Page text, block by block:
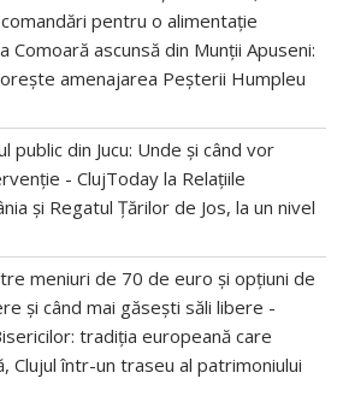
pentru o alimentație
Comoară ascunsă din Munții Apuseni:
amenajarea Peșterii Humpleu
public din Jucu: Unde și când vor
- ClujToday la Relațiile
și Regatul Țărilor de Jos, la un nivel
meniuri de 70 de euro și opțiuni de
și când mai găsești săli libere -
tradiția europeană care
Clujul într-un traseu al patrimoniului